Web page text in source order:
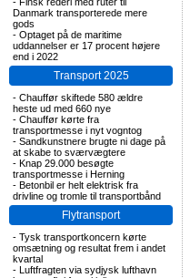
Danmark transporterede mere
gods
- Optaget på de maritime
uddannelser er 17 procent højere
end i 2022
Transport 2025
- Chauffør skiftede 580 ældre
heste ud med 660 nye
- Chauffør kørte fra
transportmesse i nyt vogntog
- Sandkunstnere brugte ni dage på
at skabe to sværvægtere
- Knap 29.000 besøgte
transportmesse i Herning
- Betonbil er helt elektrisk fra
drivline og tromle til transportbånd
Flytransport
- Tysk transportkoncern kørte
omsætning og resultat frem i andet
kvartal
- Luftfragten via sydjysk lufthavn